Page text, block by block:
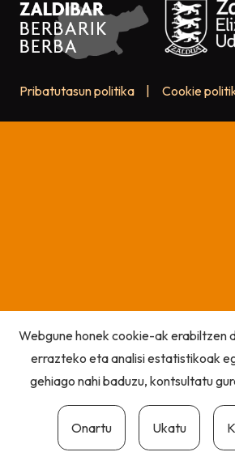
Pribatutasun politika Cookie
Webgune honek cookie-ak erabiltzen
errazteko eta analisi estatistikoak
gehiago nahi baduzu, kontsultatu
Onartu Ukatu